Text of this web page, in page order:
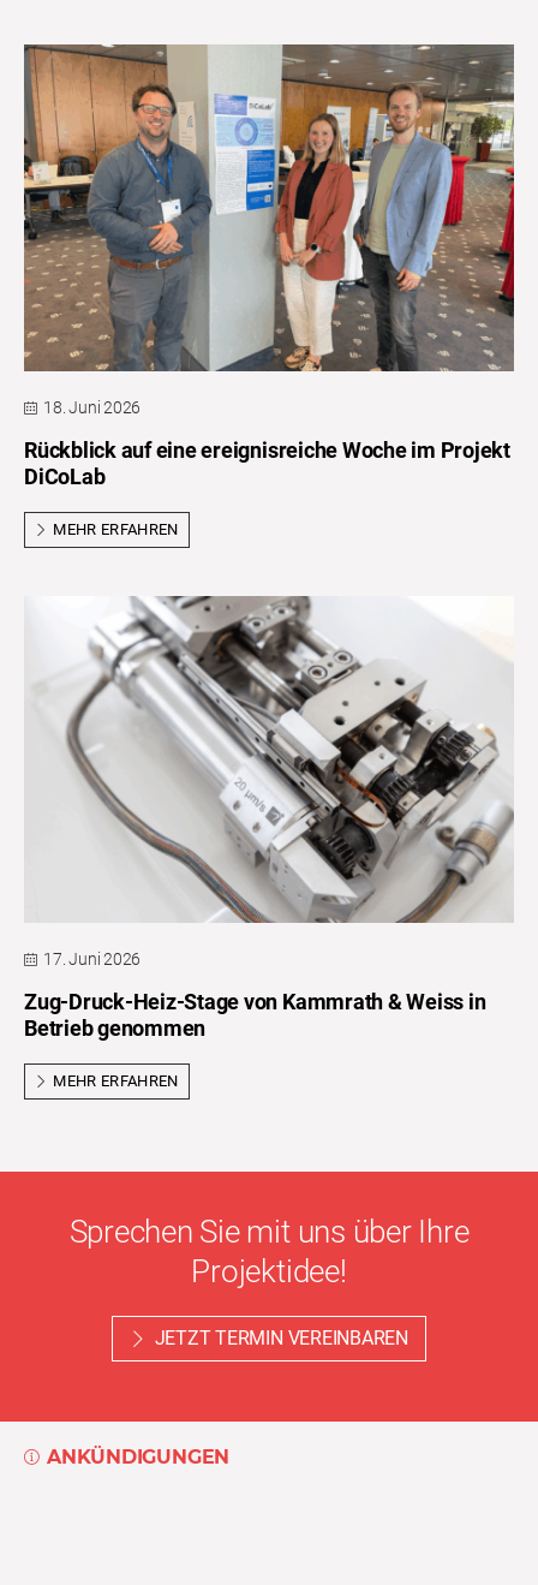
18. Juni 2026
Rückblick auf eine ereignisreiche Woche im Projekt
DiCoLab
MEHR ERFAHREN
17. Juni 2026
Zug-Druck-Heiz-Stage von Kammrath & Weiss in
Betrieb genommen
MEHR ERFAHREN
Sprechen Sie mit uns über Ihre
Projektidee!
JETZT TERMIN VEREINBAREN
ANKÜNDIGUNGEN